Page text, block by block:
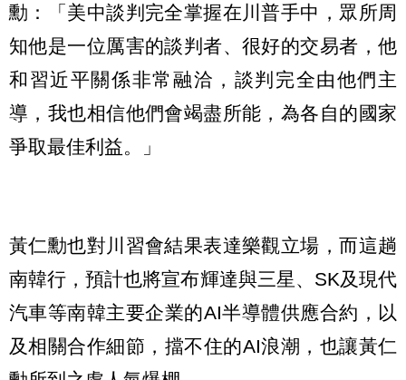
勳：「美中談判完全掌握在川普手中，眾所周
知他是一位厲害的談判者、很好的交易者，他
和習近平關係非常融洽，談判完全由他們主
導，我也相信他們會竭盡所能，為各自的國家
爭取最佳利益。」
黃仁勳也對川習會結果表達樂觀立場，而這趟
南韓行，預計也將宣布輝達與三星、SK及現代
汽車等南韓主要企業的AI半導體供應合約，以
及相關合作細節，擋不住的AI浪潮，也讓黃仁